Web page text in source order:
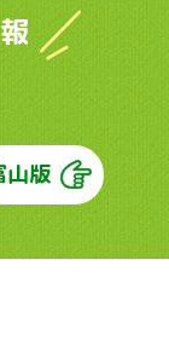
山版